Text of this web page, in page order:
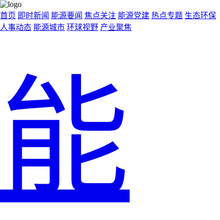
首页 即时新闻 能源要闻 焦点关注 能源党建 热点专题 生态环保
人事动态 能源城市 环球视野 产业聚焦
能